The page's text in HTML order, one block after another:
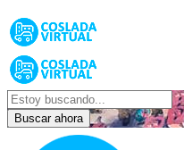
Buscar ahora